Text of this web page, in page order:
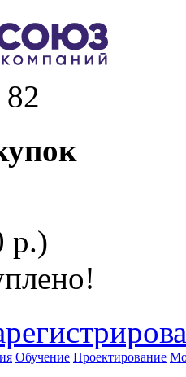
р.)
Обучение Проектирование